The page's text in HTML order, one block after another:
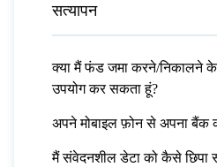
सत्यापन
क्या मैं फंड जमा करने/निकालने के
उपयोग कर सकता हूं?
अपने मोबाइल फ़ोन से अपना बैंक
मैं संवेदनशील डेटा को कैसे छिपा